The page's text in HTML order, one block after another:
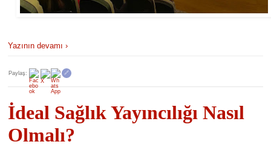
Yazının devamı ›
Paylaş: 🔗
İdeal Sağlık Yayıncılığı Nasıl
Olmalı?